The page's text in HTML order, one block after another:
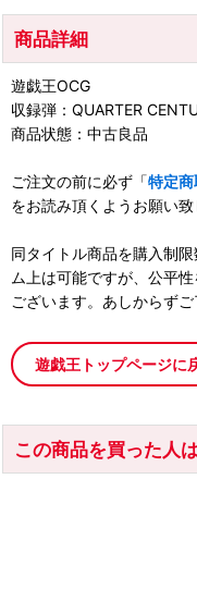
商品詳細
遊戯王OCG
収録弾：QUARTER
商品状態：中古良品
ご注文の前に必ず「特定
をお読み頂くようお願い致
同タイトル商品を購入制
ム上は可能ですが、公平
ございます。あしからずご
遊戯王トップページに
この商品を買った人